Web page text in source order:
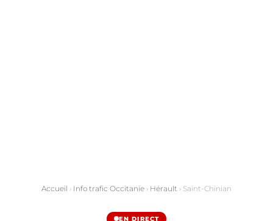
Accueil › Info trafic Occitanie › Hérault › Saint-Chinian
EN DIRECT